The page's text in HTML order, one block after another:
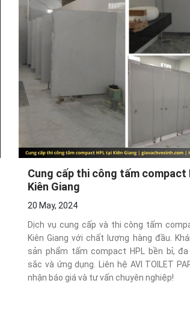
Cung cấp thi công tấm compact
Kiên Giang
20 May, 2024
Dịch vụ cung cấp và thi công tấm
Kiên Giang với chất lượng hàng đầu.
sản phẩm tấm compact HPL bền bỉ,
sắc và ứng dụng. Liên hệ AVI TOILET
nhận báo giá và tư vấn chuyên nghiệp!